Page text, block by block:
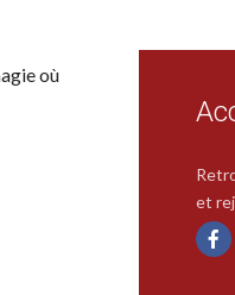
où
et